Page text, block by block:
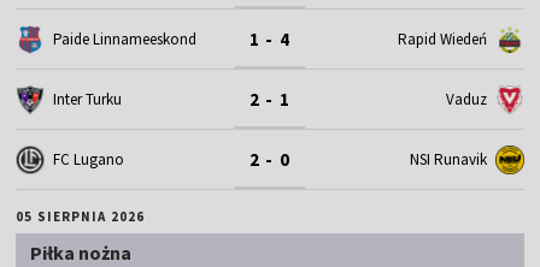
Paide Linnameeskond 1 - 4 Rapid Wiedeń
Inter Turku 2 - 1 Vaduz
FC Lugano 2 - 0 NSI Runavik
05 SIERPNIA 2026
Piłka nożna